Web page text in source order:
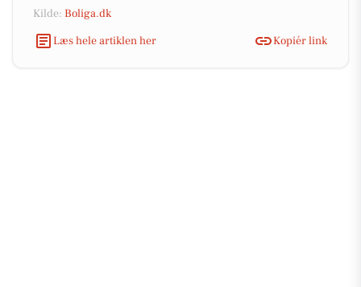
Kilde: Boliga.dk
Læs hele artiklen her
Kopiér link